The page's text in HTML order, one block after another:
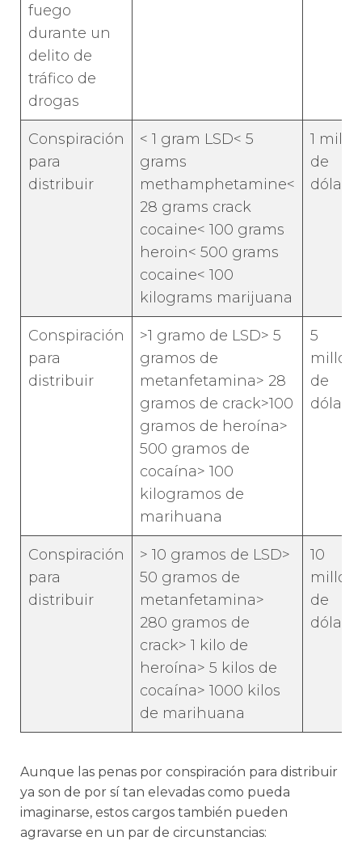
fuego
durante un
delito de
tráfico de
drogas
Conspiración
para
distribuir
< 1 gram LSD< 5
grams
methamphetamine<
28 grams crack
cocaine< 100 grams
heroin< 500 grams
cocaine< 100
kilograms marijuana
1
de
Conspiración
para
distribuir
>1 gramo de LSD> 5
gramos de
metanfetamina> 28
gramos de crack>100
gramos de heroína>
500 gramos de
cocaína> 100
kilogramos de
marihuana
5
de
Conspiración
para
distribuir
> 10 gramos de LSD>
50 gramos de
metanfetamina>
280 gramos de
crack> 1 kilo de
heroína> 5 kilos de
cocaína> 1000 kilos
de marihuana
10
de
Aunque las penas por conspiración para distribuir
ya son de por sí tan elevadas como pueda
imaginarse, estos cargos también pueden
agravarse en un par de circunstancias: